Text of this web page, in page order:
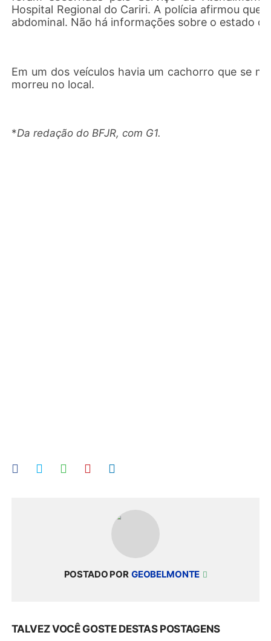
Hospital Regional do Cariri. A polícia afirmou que
abdominal. Não há informações sobre o estado
Em um dos veículos havia um cachorro que se
morreu no local.
*Da redação do BFJR, com G1.
POSTADO POR GEOBELMONTE
TALVEZ VOCÊ GOSTE DESTAS POSTAGENS